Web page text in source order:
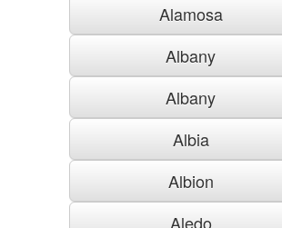
Alamosa
Albany
Albany
Albia
Albion
Aledo